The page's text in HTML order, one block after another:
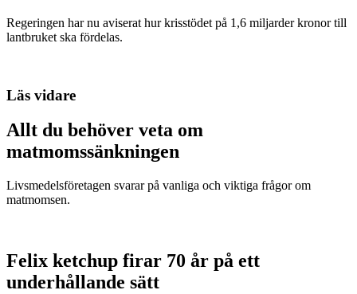
Regeringen har nu aviserat hur krisstödet på 1,6 miljarder kronor till
lantbruket ska fördelas.
Läs vidare
Allt du behöver veta om
matmomssänkningen
Livsmedelsföretagen svarar på vanliga och viktiga frågor om
matmomsen.
Felix ketchup firar 70 år på ett
underhållande sätt